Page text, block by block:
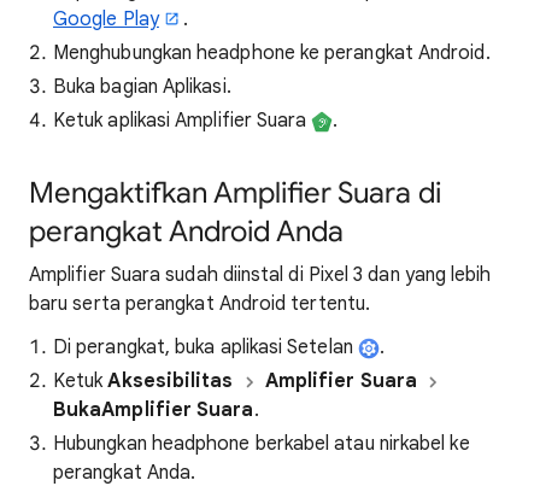
Google Play
.
Menghubungkan headphone ke perangkat Android.
Buka bagian Aplikasi.
Ketuk aplikasi Amplifier Suara
.
Mengaktifkan Amplifier Suara di
perangkat Android Anda
Amplifier Suara sudah diinstal di Pixel 3 dan yang lebih
baru serta perangkat Android tertentu.
Di perangkat, buka aplikasi Setelan
.
KetukAksesibilitas
Amplifier Suara
BukaAmplifier Suara.
Hubungkan headphone berkabel atau nirkabel ke
perangkat Anda.